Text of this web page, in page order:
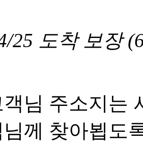
25 도착 보장(
님 주소지는
께 찾아뵙도